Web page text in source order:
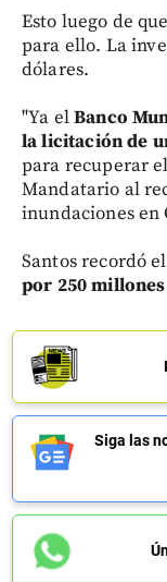
Esto luego de
para ello. La
dólares.
"Ya elBanco
la licitación de
para recuperar
Mandatario al
inundaciones en
Santos recordó el
por 250
Siga las